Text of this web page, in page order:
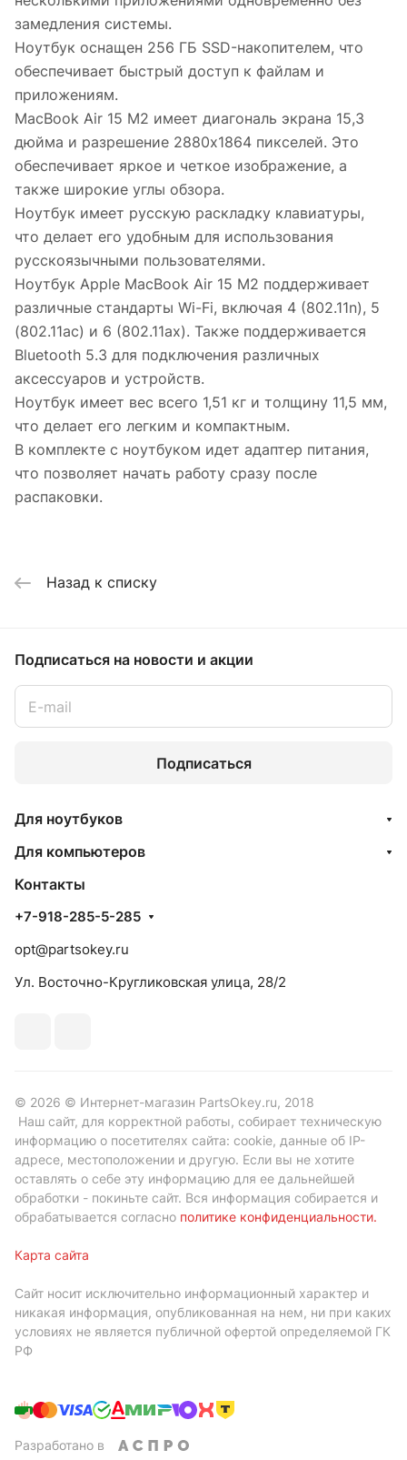
замедления системы.
Ноутбук оснащен 256 ГБ SSD-накопителем, что
обеспечивает быстрый доступ к файлам и
приложениям.
MacBook Air 15 M2 имеет диагональ экрана 15,3
дюйма и разрешение 2880x1864 пикселей. Это
обеспечивает яркое и четкое изображение, а
также широкие углы обзора.
Ноутбук имеет русскую раскладку клавиатуры,
что делает его удобным для использования
русскоязычными пользователями.
Ноутбук Apple MacBook Air 15 M2 поддерживает
различные стандарты Wi-Fi, включая 4 (802.11n), 5
(802.11ac) и 6 (802.11ax). Также поддерживается
Bluetooth 5.3 для подключения различных
аксессуаров и устройств.
Ноутбук имеет вес всего 1,51 кг и толщину 11,5 мм,
что делает его легким и компактным.
В комплекте с ноутбуком идет адаптер питания,
что позволяет начать работу сразу после
распаковки.
Назад к списку
Подписаться на новости и акции
Подписаться
Для ноутбуков
Для компьютеров
Контакты
+7-918-285-5-285
opt@partsokey.ru
Ул. Восточно-Кругликовская улица, 28/2
© 2026 © Интернет-магазин PartsOkey.ru, 2018
Наш сайт, для корректной работы, собирает техническую
информацию о посетителях сайта: cookie, данные об IP-
адресе, местоположении и другую. Если вы не хотите
оставлять о себе эту информацию для ее дальнейшей
обработки - покиньте сайт. Вся информация собирается и
обрабатывается согласно политике конфиденциальности.
Карта сайта
Сайт носит исключительно информационный характер и
никакая информация, опубликованная на нем, ни при каких
условиях не является публичной офертой определяемой ГК
РФ
Разработано в